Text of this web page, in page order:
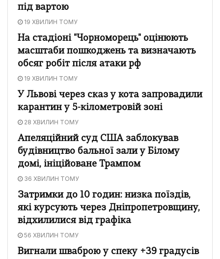
під вартою
19 ХВИЛИН ТОМУ
На стадіоні "Чорноморець" оцінюють
масштаби пошкоджень та визначають
обсяг робіт після атаки рф
19 ХВИЛИН ТОМУ
У Львові через сказ у кота запровадили
карантин у 5-кілометровій зоні
28 ХВИЛИН ТОМУ
Апеляційний суд США заблокував
будівництво бальної зали у Білому
домі, ініційоване Трампом
36 ХВИЛИН ТОМУ
Затримки до 10 годин: низка поїздів,
які курсують через Дніпропетровщину,
відхилилися від графіка
56 ХВИЛИН ТОМУ
Вигнали шваброю у спеку +39 градусів